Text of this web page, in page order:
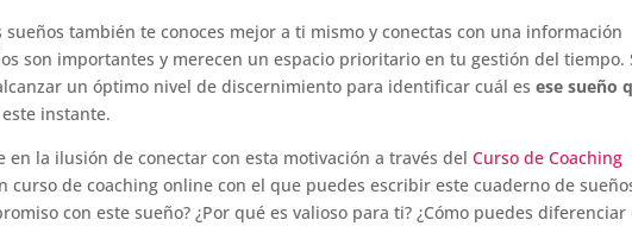
también te conoces mejor a ti mismo y conectas con una información
son importantes y merecen un espacio prioritario en tu gestión del tiempo.
un óptimo nivel de discernimiento para identificar cuál esese sueño
instante.
en la ilusión de conectar con esta motivación a través delCurso de Coaching
curso de coaching online con el que puedes escribir este cuaderno de
con este sueño? ¿Por qué es valioso para ti? ¿Cómo puedes diferenciar